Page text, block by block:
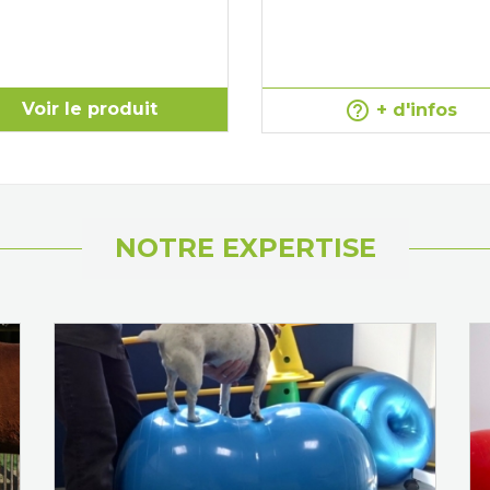
Voir le produit help_outline + d'infos
NOTRE EXPERTISE